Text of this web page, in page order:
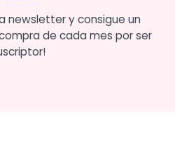
newsletter y consigue un
de cada mes por ser